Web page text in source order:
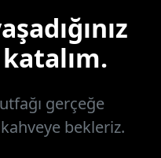
gerçeğe
bekleriz.